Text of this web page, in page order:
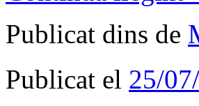
Publicat dins de
Publicat el 25/